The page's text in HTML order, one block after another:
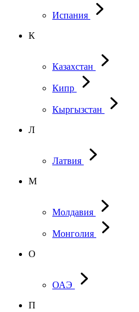
Испания
К
Казахстан
Кипр
Кыргызстан
Л
Латвия
М
Молдавия
Монголия
О
ОАЭ
П